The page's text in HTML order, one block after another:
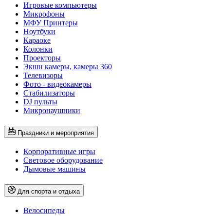
Игровые компьютеры
Микрофоны
МФУ Принтеры
Ноутбуки
Караоке
Колонки
Проекторы
Экшн камеры, камеры 360
Телевизоры
Фото - видеокамеры
Стабилизаторы
DJ пульты
Микронаушники
Праздники и мероприятия
Корпоративные игры
Световое оборудование
Дымовые машины
Для спорта и отдыха
Велосипеды